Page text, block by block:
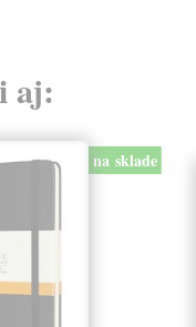
aj:
na sklade